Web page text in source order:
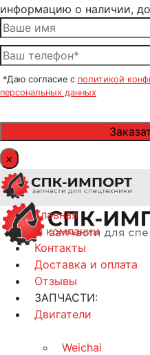
информацию о наличии,
*Даю согласие с политикой
персональных данных
×
Главная
О компании
Контакты
Доставка и оплата
Отзывы
ЗАПЧАСТИ:
Двигатели
Weichai